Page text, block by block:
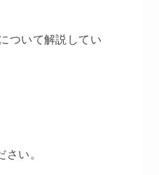
ついて解説してい
い。